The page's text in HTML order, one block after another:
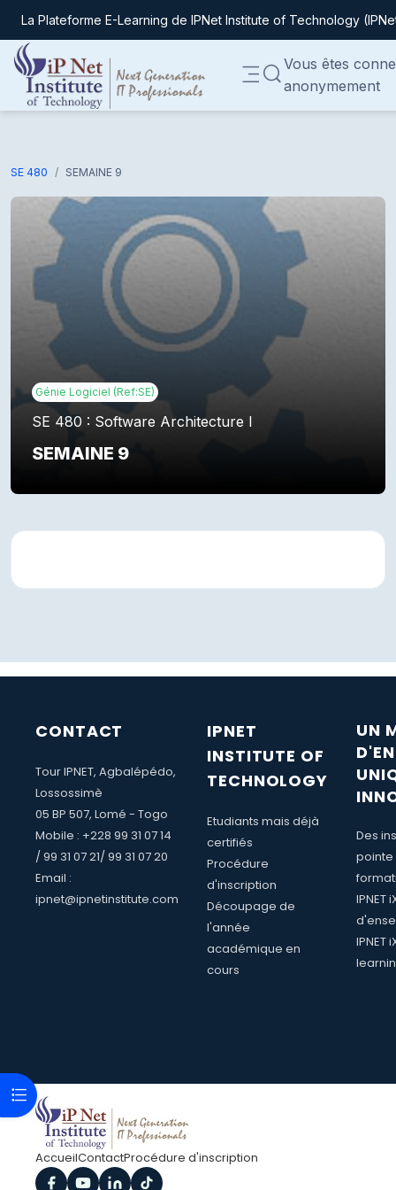
Passer au contenu principal
La Plateforme E-Learning de IPNet Institute of Technology
Panneau latéral
ACTIVER/
Vous êtes
anonymement
Ouvrir l’index du cours
SE 480 SEMAINE 9
Génie Logiciel (Ref:SE)
SE 480 : Software Architecture I
SEMAINE 9
Résumé de section
CONTACT
Tour IPNET, Agbalépédo,
Lossossimè
05 BP 507, Lomé - Togo
Mobile : +228 99 31 07 14
/ 99 31 07 21/ 99 31 07 20
Email :
ipnet@ipnetinstitute.com
IPNET
INSTITUTE OF
TECHNOLOGY
Etudiants mais déjà
certifiés
Procédure
d'inscription
Découpage de
l'année
académique en
cours
UN
Des
pointe
IPNET
IPNET
AccueilContactProcédure d'inscription